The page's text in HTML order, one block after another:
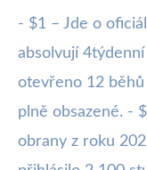
- $1 – Jde o
absolvují
otevřeno 12
plně obsazené. -
obrany z roku